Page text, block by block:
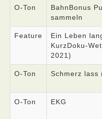
O-Ton
BahnBonus
sammeln
Feature
Ein Leben
KurzDoku-
2021)
O-Ton Schmerz lass
O-Ton EKG